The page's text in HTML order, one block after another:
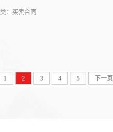
：买卖合同
1 2 3 4 5 下一页